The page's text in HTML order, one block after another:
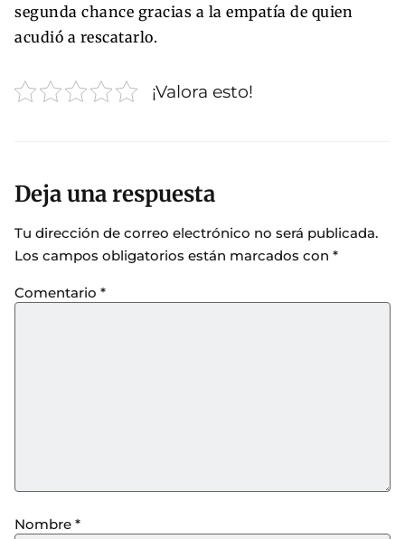
segunda chance gracias a la empatía de quien
acudió a rescatarlo.
¡Valora esto!
Deja una respuesta
Tu dirección de correo electrónico no será publicada.
Los campos obligatorios están marcados con *
Comentario *
Nombre *